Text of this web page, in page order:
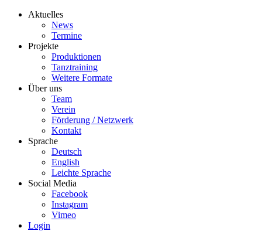
Aktuelles
News
Termine
Projekte
Produktionen
Tanztraining
Weitere Formate
Über uns
Team
Verein
Förderung / Netzwerk
Kontakt
Sprache
Deutsch
English
Leichte Sprache
Social Media
Facebook
Instagram
Vimeo
Login